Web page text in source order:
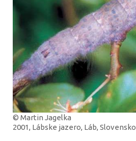
© Martin Jagelka
2001, Lábske jazero, Láb, Slovensko